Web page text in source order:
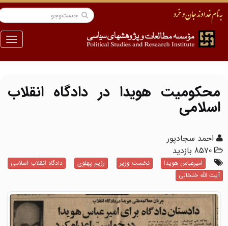
منو
محکومیت هویدا در دادگاه انقلاب
اسلامی
احمد سجادپور
8570 بازدید
امیرعباس هویدا نخست وزیر رژیم پهلوی
دادگاه انقلاب اسلامی
آیت الله خلخالی